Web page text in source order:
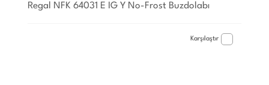
Regal NFK 64031 E IG Y No-Frost Buzdolabı
Karşılaştır